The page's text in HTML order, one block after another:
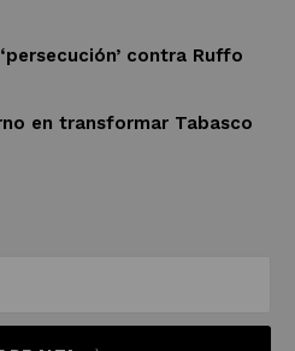
contra Ruffo
en transformar Tabasco